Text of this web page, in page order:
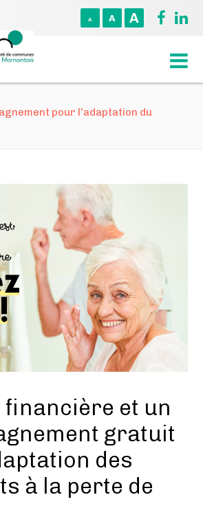
A A A
pour l'adaptation du
financière et un
gratuit
des
à la perte de